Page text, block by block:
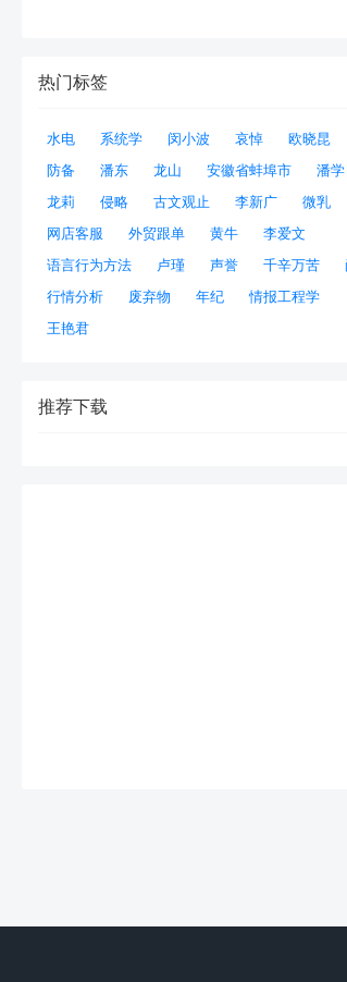
热门标签
水电 系统学 闵小波 哀悼 欧晓昆
防备
潘东 龙山 安徽省蚌埠市
潘学
龙莉
侵略 古文观止 李新广
微乳
网店客服
外贸跟单 黄牛
李爱文
语言行为方法
卢瑾 声誉 千辛万苦
行情分析
废弃物 年纪
情报工程学
王艳君
推荐下载